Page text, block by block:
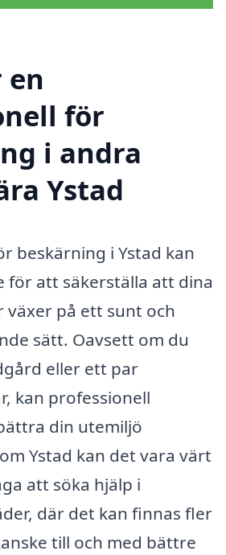
en
för
i andra
Ystad
beskärning i Ystad kan
för att säkerställa att dina
växer på ett sunt och
sätt. Oavsett om du
eller ett par
kan professionell
din utemiljö
Ystad kan det vara värt
att söka hjälp i
där det kan finnas fler
till och med bättre